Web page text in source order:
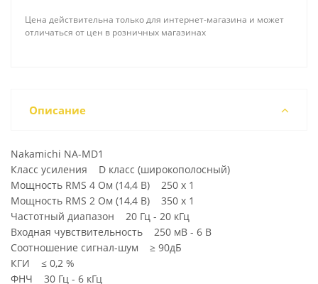
Цена действительна только для интернет-магазина и может
отличаться от цен в розничных магазинах
Описание
Nakamichi NA-MD1
Класс усиления D класс (широкополосный)
Мощность RMS 4 Ом (14,4 В) 250 х 1
Мощность RMS 2 Ом (14,4 В) 350 х 1
Частотный диапазон 20 Гц - 20 кГц
Входная чувствительность 250 мВ - 6 В
Соотношение сигнал-шум ≥ 90дБ
КГИ ≤ 0,2 %
ФНЧ 30 Гц - 6 кГц